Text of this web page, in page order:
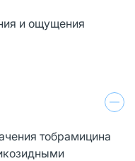
и ощущения
тобрамицина